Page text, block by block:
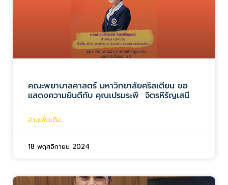
คณะพยาบาลศาสตร์ มหาวิทยาลัยคริสเตียน ขอ
แสดงความยินดีกับ คุณเปรมระพี จิตรหิรัญเสนี
อ่านเพิ่มเติม...
18 พฤศจิกายน 2024